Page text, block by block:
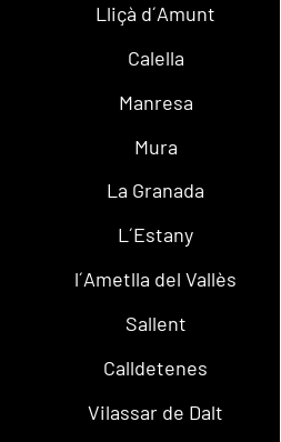
Lliçà d´Amunt
Calella
Manresa
Mura
La Granada
L´Estany
l´Ametlla del Vallès
Sallent
Calldetenes
Vilassar de Dalt